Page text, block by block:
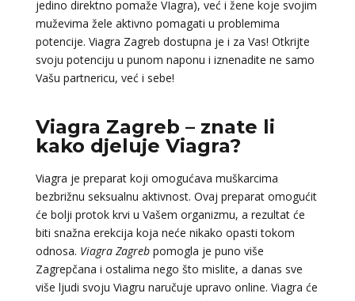
jedino direktno pomaže VIagra), već i žene koje svojim
muževima žele aktivno pomagati u problemima
potencije. Viagra Zagreb dostupna je i za Vas! Otkrijte
svoju potenciju u punom naponu i iznenadite ne samo
Vašu partnericu, već i sebe!
Viagra Zagreb – znate li
kako djeluje Viagra?
Viagra je preparat koji omogućava muškarcima
bezbrižnu seksualnu aktivnost. Ovaj preparat omogućit
će bolji protok krvi u Vašem organizmu, a rezultat će
biti snažna erekcija koja neće nikako opasti tokom
odnosa. Viagra Zagrebpomogla je puno više
Zagrepčana i ostalima nego što mislite, a danas sve
više ljudi svoju Viagru naručuje upravo online. Viagra će